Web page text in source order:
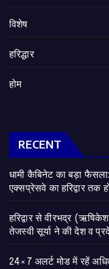
विशेष
हरिद्धार
होम
RECENT
​धामी कैबिनेट का बड़ा
एक्सप्रेसवे का हरिद्वार तक
​हरिद्वार से वीरभद्र
तेजस्वी सूर्या ने की देश व
24×7 अलर्ट मोड में रहें